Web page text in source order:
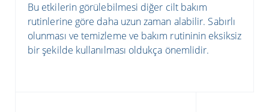
Bu etkilerin görülebilmesi diğer cilt bakım
rutinlerine göre daha uzun zaman alabilir. Sabırlı
olunması ve temizleme ve bakım rutininin eksiksiz
bir şekilde kullanılması oldukça önemlidir.